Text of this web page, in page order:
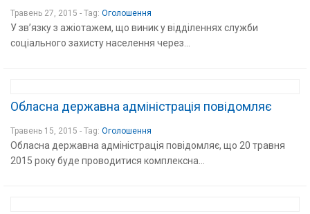
Травень 27, 2015 - Tag: Оголошення
У зв’язку з ажіотажем, що виник у відділеннях служби
соціального захисту населення через...
Обласна державна адміністрація повідомляє
Травень 15, 2015 - Tag: Оголошення
Обласна державна адміністрація повідомляє, що 20 травня
2015 року буде проводитися комплексна...